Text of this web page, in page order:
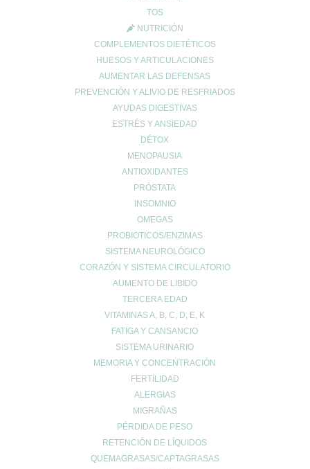
TOS
NUTRICIÓN
COMPLEMENTOS DIETÉTICOS
HUESOS Y ARTICULACIONES
AUMENTAR LAS DEFENSAS
PREVENCIÓN Y ALIVIO DE RESFRIADOS
AYUDAS DIGESTIVAS
ESTRÉS Y ANSIEDAD
DÉTOX
MENOPAUSIA
ANTIOXIDANTES
PRÓSTATA
INSOMNIO
OMEGAS
PROBIOTICOS/ENZIMAS
SISTEMA NEUROLÓGICO
CORAZÓN Y SISTEMA CIRCULATORIO
AUMENTO DE LIBIDO
TERCERA EDAD
VITAMINAS A, B, C, D, E, K
FATIGA Y CANSANCIO
SISTEMA URINARIO
MEMORIA Y CONCENTRACIÓN
FERTILIDAD
ALERGIAS
MIGRAÑAS
PÉRDIDA DE PESO
RETENCIÓN DE LÍQUIDOS
QUEMAGRASAS/CAPTAGRASAS
Correo electrónico*
¿Tienes el ácido úrico alto? Todo lo que debes saber sobre la
Creatina: El secreto para maximizar tu rendimiento y cuidar tu
EXCESOS NAVIDEÑOS